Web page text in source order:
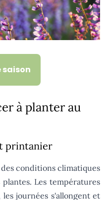
saison
à planter au
printanier
conditions climatiques
Les températures
journées s'allongent et